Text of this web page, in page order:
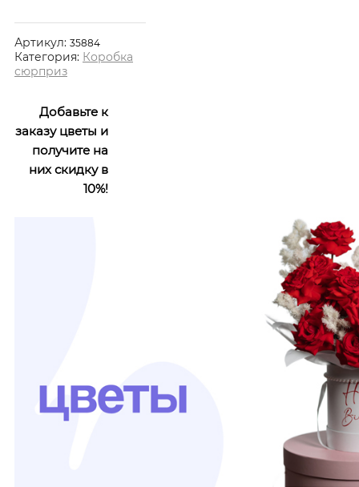
Артикул: 35884
Категория: Коробка
сюрприз
Добавьте к
заказу цветы и
получите на
них скидку в
10%!